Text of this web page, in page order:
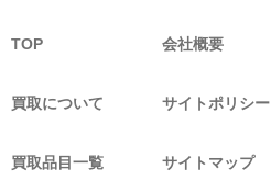
TOP 会社概要
買取について サイトポリシー
買取品目一覧 サイトマップ